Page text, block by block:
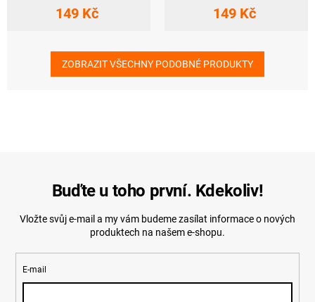
149 Kč 149 Kč
ZOBRAZIT VŠECHNY PODOBNÉ PRODUKTY
Buďte u toho první. Kdekoliv!
Vložte svůj e-mail a my vám budeme zasílat informace o nových
produktech na našem e-shopu.
E-mail